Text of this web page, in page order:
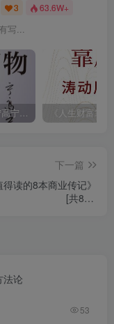
3 63.6W+
写...
《三生万物》宁高宁（epub+mobi+azw3+pdf）
下一篇
得读的8本商业传记》
[共8册]
法论
53